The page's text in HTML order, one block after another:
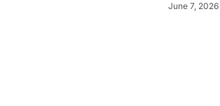
June 7, 2026